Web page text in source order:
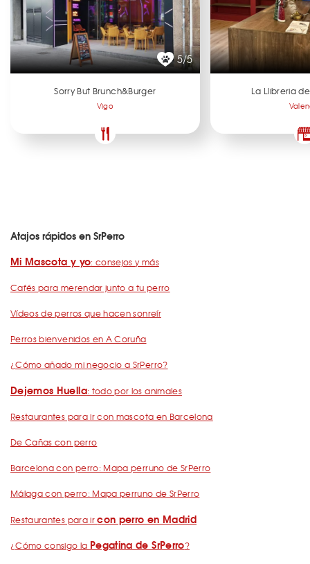
5/5
Sorry But Brunch&Burger
Vigo
La Llibreria
Atajos rápidos en SrPerro
Mi Mascota y yo: consejos y más
Cafés para merendar junto a tu perro
Vídeos de perros que hacen sonreír
Perros bienvenidos en A Coruña
¿Cómo añado mi negocio a SrPerro?
Dejemos Huella: todo por los animales
Restaurantes para ir con mascota en Barcelona
De Cañas con perro
Barcelona con perro: Mapa perruno de SrPerro
Málaga con perro: Mapa perruno de SrPerro
Restaurantes para ircon perro en Madrid
¿Cómo consigo la Pegatina de SrPerro?